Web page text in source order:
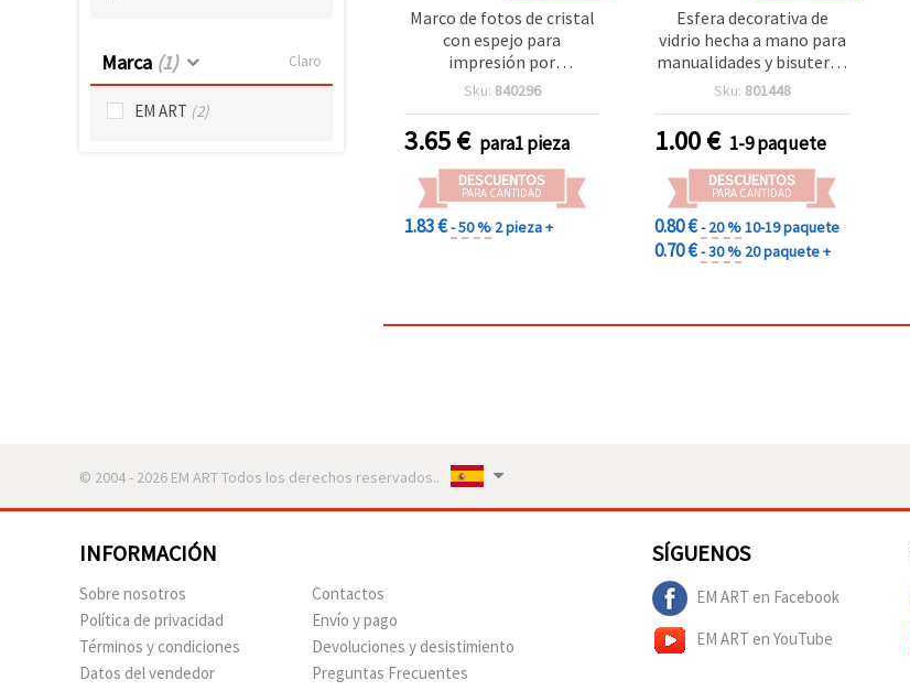
Marca (1) Claro
EM ART (2)
Marco de fotos de cristal
con espejo para
impresión por
sublimación 17,5 x 22,5
Sku: 840296
3.65€ para1 pieza
DESCUENTOS
PARA CANTIDAD
1.83 €- 50 % 2 pieza +
Esfera decorativa de
vidrio hecha a mano para
manualidades y bisutería,
14x14 mm, agujero 5 mm,
Sku: 801448
1.00€ 1-9 paquete
DESCUENTOS
PARA CANTIDAD
0.80 €- 20 %10-19 paquete
0.70 €- 30 % 20 paquete +
© 2004 - 2026 EM ART Todos los derechos reservados..
INFORMACIÓN
Sobre nosotros
Política de privacidad
Términos y condiciones
Datos del vendedor
Contactos
Envío y pago
Devoluciones y desistimiento
Preguntas Frecuentes
SÍGUENOS
EM ART en Facebook
EM ART en YouTube